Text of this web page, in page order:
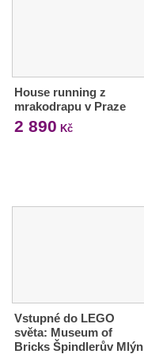
House running z
mrakodrapu v Praze
2 890 Kč
Vstupné do LEGO
světa: Museum of
Bricks Špindlerův Mlýn